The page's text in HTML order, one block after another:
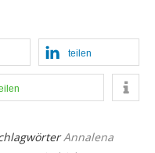
teilen
Annalena